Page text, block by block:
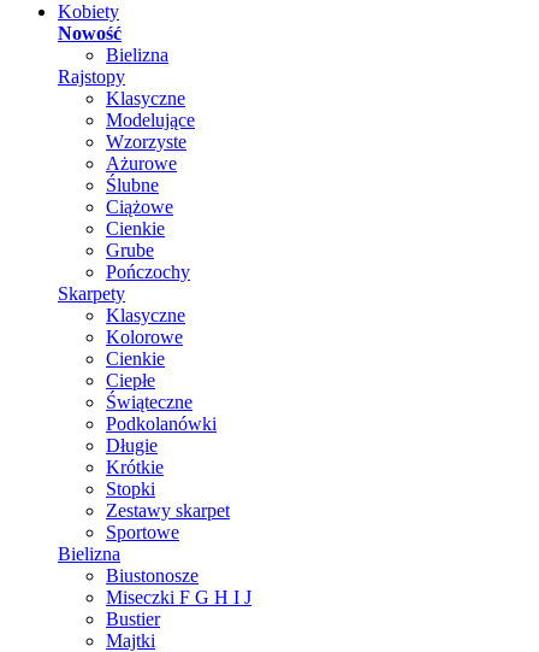
Kobiety
Nowość
Bielizna
Rajstopy
Klasyczne
Modelujące
Wzorzyste
Ażurowe
Ślubne
Ciążowe
Cienkie
Grube
Pończochy
Skarpety
Klasyczne
Kolorowe
Cienkie
Ciepłe
Świąteczne
Podkolanówki
Długie
Krótkie
Stopki
Zestawy skarpet
Sportowe
Bielizna
Biustonosze
Miseczki F G H I J
Bustier
Majtki